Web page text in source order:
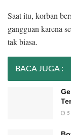
Saat itu, korban
gangguan karena
tak biasa.
BACA JUGA :
5